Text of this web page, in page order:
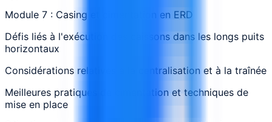
Module 7 : Casing et cimentation en ERD
Défis liés à l'exécution des caissons dans les longs puits
horizontaux
Considérations relatives à la centralisation et à la traînée
Meilleures pratiques de cimentation et techniques de
mise en place